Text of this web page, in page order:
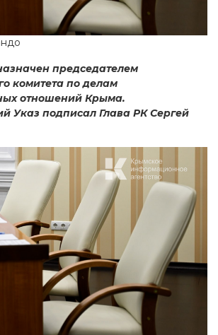
председателем
комитета по делам
отношений Крыма.
Указ подписал Глава РК Сергей